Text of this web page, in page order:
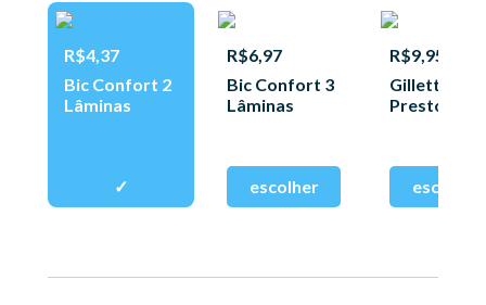
R$4,37
Bic Confort 2
Lâminas
R$6,97
Bic Confort 3
Lâminas
R$9,95
Gillette